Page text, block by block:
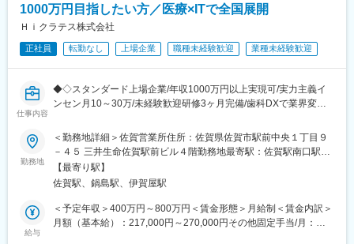
1000万円目指したい方／医療×ITで全国展開
Ｈｉクラテス株式会社
正社員 転勤なし 上場企業 職種未経験歓迎 業種未経験歓迎
仕事内容
◆◇スタンダード上場企業/年収1000万円以上実現可/実力主義イ
ンセン月10～30万/未経験歓迎研修3ヶ月完備/歯科DXで業界変
■業務内容
・顧客の業務効率を高めるシステム提案（BtoB営業）
・システムの操作説明、サポート、新規システムの導入提案
・顧客からの依頼・要望等のヒアリング
担当顧客数は約20～30社程度となります。歯科医院に対して、歯
勤務地
＜勤務地詳細＞佐賀営業所住所：佐賀県佐賀市駅前中央１丁目９
－４５ 三井生命佐賀駅前ビル４階勤務地最寄駅：佐賀駅南口駅受
動喫煙対策：屋内全面禁煙変更の範囲：会社の定める事業所
【最寄り駅】
佐賀駅、鍋島駅、伊賀屋駅
給与
＜予定年収＞400万円～800万円＜賃金形態＞月給制＜賃金内訳＞
月額（基本給）：217,000円～270,000円その他固定手当/月：